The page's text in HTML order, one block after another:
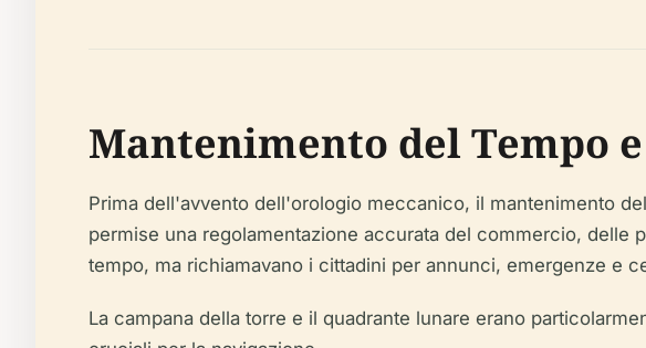
Mantenimento del Tempo
Prima dell'avvento dell'orologio meccanico, il mantenimento
permise una regolamentazione accurata del commercio,
tempo, ma richiamavano i cittadini per annunci, emergenze e
La campana della torre e il quadrante lunare erano